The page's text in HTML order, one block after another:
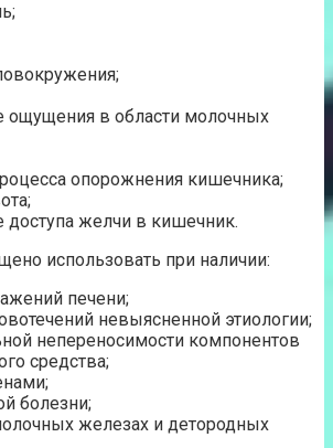
ощущения в области молочных
опорожнения кишечника;
доступа желчи в кишечник.
использовать при наличии:
печени;
невыясненной этиологии;
непереносимости компонентов
средства;
болезни;
железах и детородных